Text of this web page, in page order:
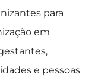
para
em
e pessoas